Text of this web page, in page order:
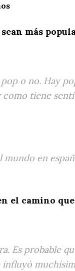
más
o no. Hay
como tiene
mundo en
el camino
Es probable
influyó